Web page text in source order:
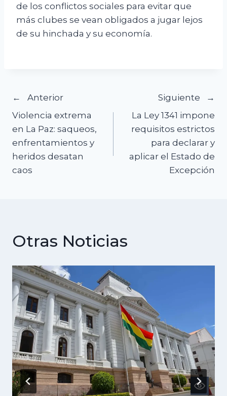
de los conflictos sociales para evitar que
más clubes se vean obligados a jugar lejos
de su hinchada y su economía.
Navegación
de
entradas
Anterior
Violencia extrema
en La Paz: saqueos,
enfrentamientos y
heridos desatan
caos
Siguiente
La Ley 1341 impone
requisitos estrictos
para declarar y
aplicar el Estado de
Excepción
Otras Noticias